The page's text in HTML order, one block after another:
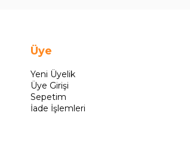
Üye
Yeni Üyelik
Üye Girişi
Sepetim
İade İşlemleri